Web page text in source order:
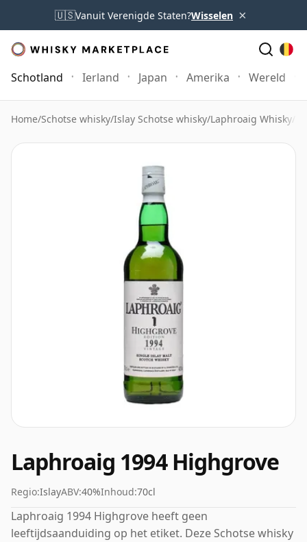
🇺🇸Vanuit Verenigde Staten?Wisselen ×
Schotland Ierland Japan Amerika Wereld
Home/Schotse whisky/Islay Schotse whisky/Laphroaig Whisky/
Laphroaig 1994 Highgrove
Regio:IslayABV:40%Inhoud:70cl
Laphroaig 1994 Highgrove heeft geen
leeftijdsaanduiding op het etiket. Deze Schotse whisky